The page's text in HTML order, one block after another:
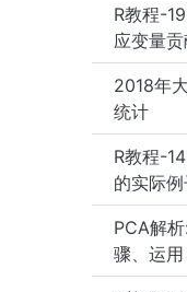
R教程-
应变量
2018年
统计
R教程-
的实际例
PCA解
骤、运用